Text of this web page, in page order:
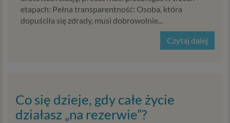
etapach: Pełna transparentność: Osoba, która
dopuściła się zdrady, musi dobrowolnie...
Czytaj dalej
Co się dzieje, gdy całe życie
działasz „na rezerwie”?